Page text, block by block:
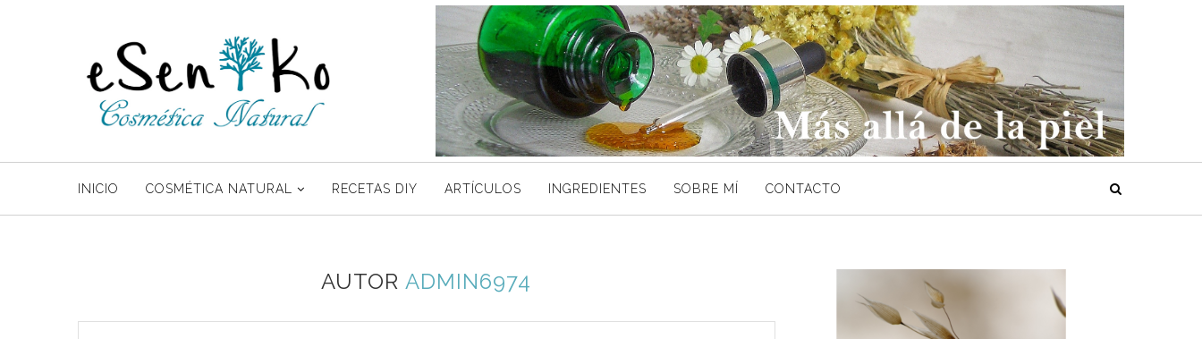
INICIO COSMÉTICA NATURAL RECETAS DIY ARTÍCULOS INGREDIENTES SOBRE MÍ CONTACTO
AUTORADMIN6974